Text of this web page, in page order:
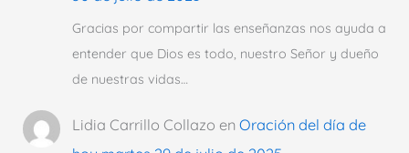
Gracias por compartir las enseñanzas nos ayuda a
entender que Dios es todo, nuestro Señor y dueño
de nuestras vidas…
Lidia Carrillo Collazo en Oración del día de